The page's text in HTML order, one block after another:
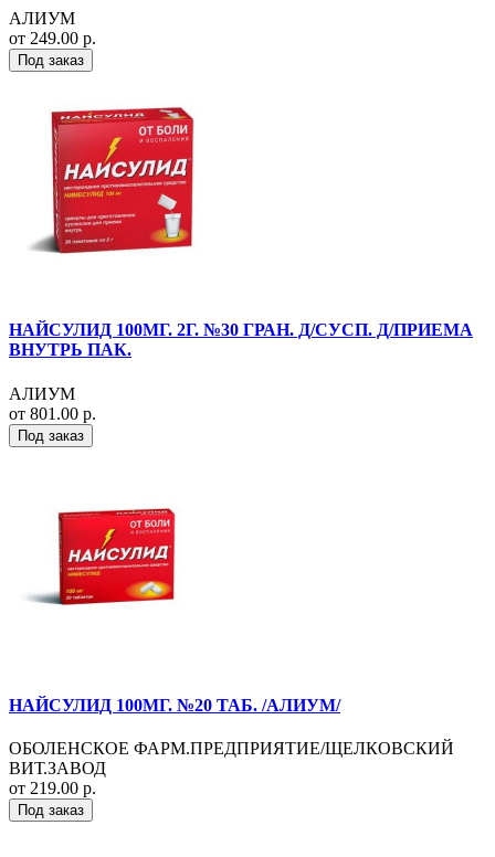
АЛИУМ
от 249.00 р.
Под заказ
НАЙСУЛИД 100МГ. 2Г. №30 ГРАН. Д/СУСП. Д/ПРИЕМА
ВНУТРЬ ПАК.
АЛИУМ
от 801.00 р.
Под заказ
НАЙСУЛИД 100МГ. №20 ТАБ. /АЛИУМ/
ОБОЛЕНСКОЕ ФАРМ.ПРЕДПРИЯТИЕ/ЩЕЛКОВСКИЙ
ВИТ.ЗАВОД
от 219.00 р.
Под заказ